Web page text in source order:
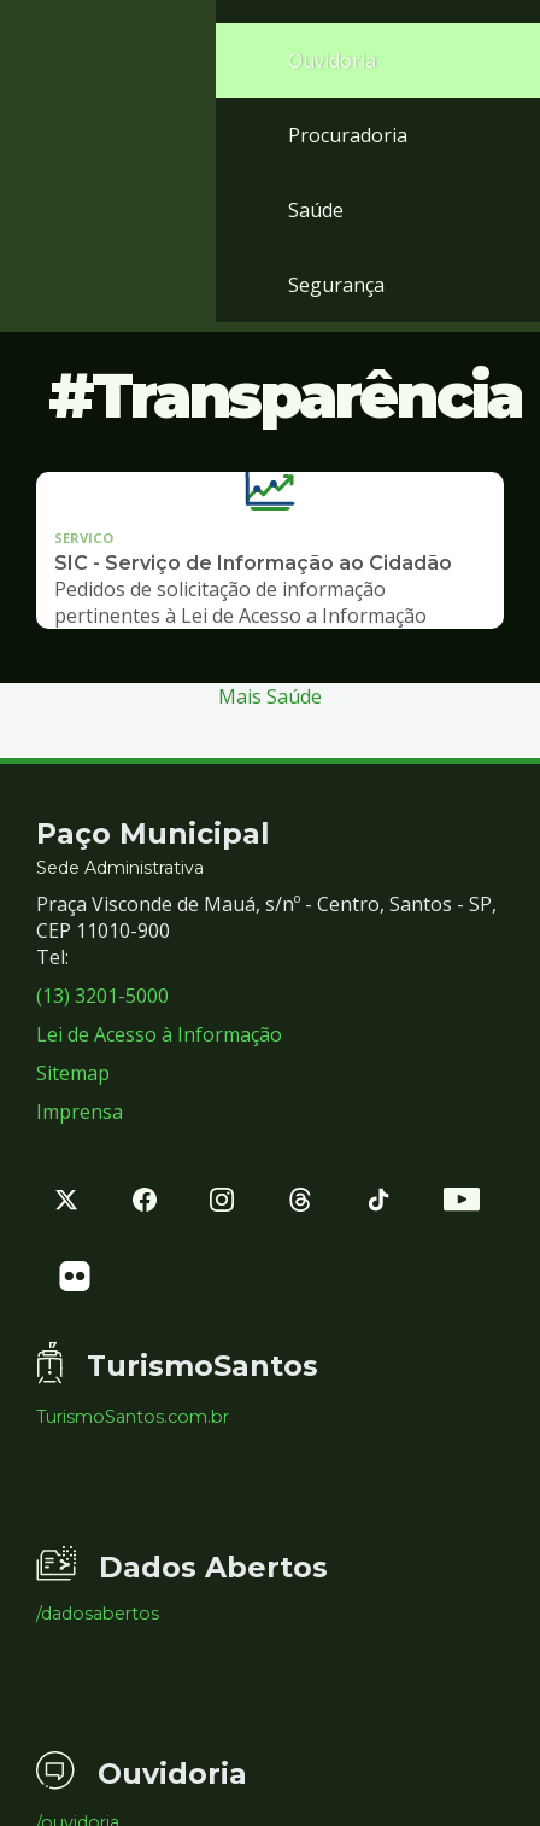
Ouvidoria
Procuradoria
Saúde
Segurança
Transparência
SERVICO
SIC - Serviço de Informação ao Cidadão
Pedidos de solicitação de informação
pertinentes à Lei de Acesso a Informação
Mais Saúde
Contato
e
Redes
Sociais
Paço Municipal
Sede Administrativa
Praça Visconde de Mauá, s/nº - Centro, Santos - SP,
CEP 11010-900
Tel:
(13) 3201-5000
Lei de Acesso à Informação
Sitemap
Imprensa
TurismoSantos
TurismoSantos.com.br
Dados Abertos
/dadosabertos
Ouvidoria